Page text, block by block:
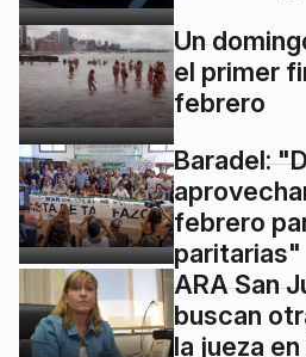
Un
el primer
febrero
Baradel:
febrero
paritarias"
ARA San
buscan
la jueza